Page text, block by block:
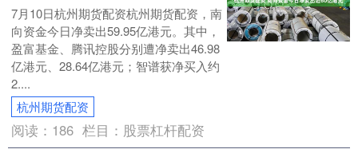
7月10日杭州期货配资杭州期货配资，南
向资金今日净卖出59.95亿港元。其中，
盈富基金、腾讯控股分别遭净卖出46.98
亿港元、28.64亿港元；智谱获净买入约
2....
杭州期货配资
阅读： 186 栏目： 股票杠杆配资